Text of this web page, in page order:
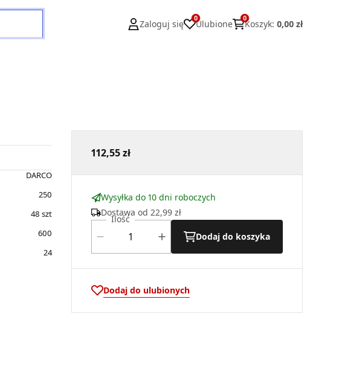
Zaloguj się
0
Ulubione
0
Koszyk: 0,00 zł
DARCO
250
48 szt
600
24
112,55 zł
Wysyłka do 10 dni roboczych
Dostawa od 22,99 zł
Ilość
Dodaj do koszyka
Dodaj do ulubionych